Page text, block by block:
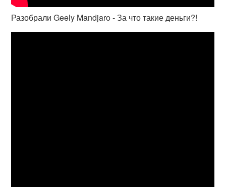
Разобрали Geely Mandjaro - За что такие деньги?!